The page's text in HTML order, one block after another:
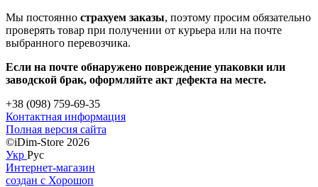
Мы постоянно страхуем заказы, поэтому просим обязательно
проверять товар при получении от курьера или на почте
выбранного перевозчика.
Если на почте обнаружено повреждение упаковки или
заводской брак, оформляйте акт дефекта на месте.
+38 (098) 759-69-35
Контактная информация
Полная версия сайта
©iDim-Store 2026
Укр Рус
Интернет-магазин
создан с Хорошоп